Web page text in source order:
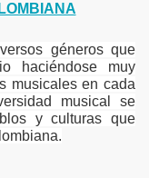
géneros que
haciéndose muy
musicales en cada
musical se
y culturas que